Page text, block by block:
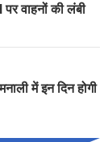
वाहनों की लंबी
में इन दिन होगी